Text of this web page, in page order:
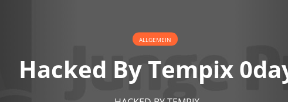
ALLGEMEIN
Hacked By Tempix